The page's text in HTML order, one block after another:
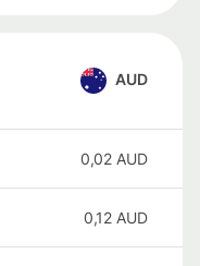
AUD
0,02 AUD
0,12 AUD